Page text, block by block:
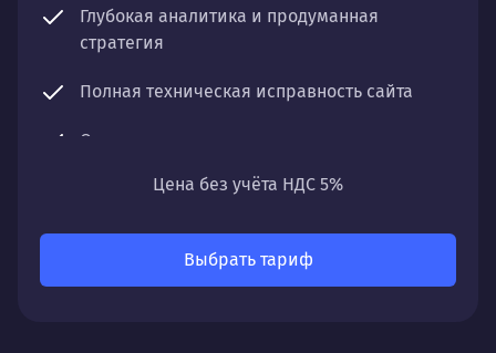
Глубокая аналитика и продуманная
стратегия
Полная техническая исправность сайта
Оптимизация контента и структуры
Регулярный мониторинг и чистка профиля
Что получите:
Постепенный, но уверенный рост органического
трафика, улучшение позиций по ключевым
Цена без учёта НДС 5%
Выбрать тариф